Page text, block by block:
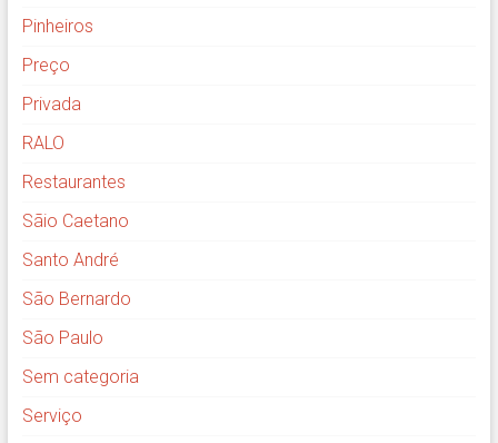
Pinheiros
Preço
Privada
RALO
Restaurantes
Sãio Caetano
Santo André
São Bernardo
São Paulo
Sem categoria
Serviço